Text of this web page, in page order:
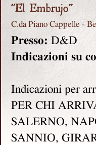
C.da Piano Cappelle-
Presso: D&D
Indicazioni su
Indicazioni per
PER CHI
SALERNO,
SANNIO,